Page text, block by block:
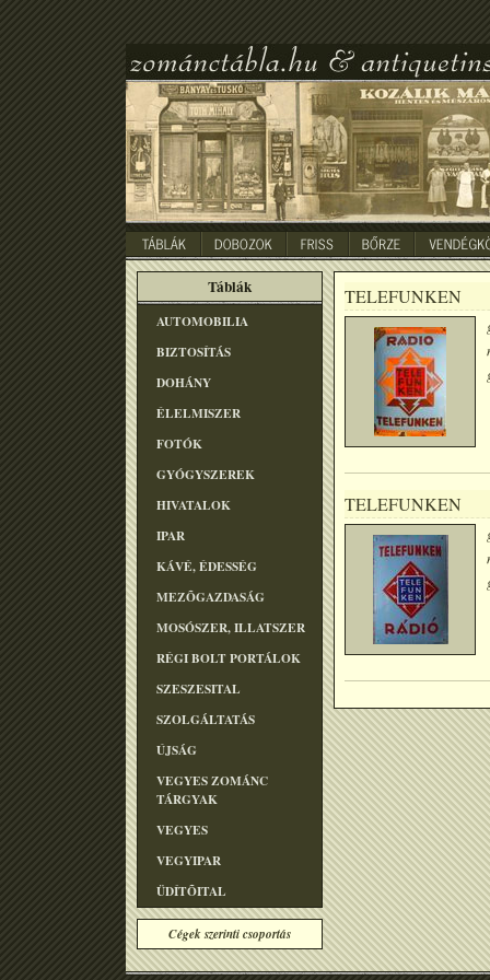
Táblák
AUTOMOBILIA
BIZTOSÍTÁS
DOHÁNY
ÉLELMISZER
FOTÓK
GYÓGYSZEREK
HIVATALOK
IPAR
KÁVÉ, ÉDESSÉG
MEZÕGAZDASÁG
MOSÓSZER, ILLATSZER
RÉGI BOLT PORTÁLOK
SZESZESITAL
SZOLGÁLTATÁS
ÚJSÁG
VEGYES ZOMÁNC
TÁRGYAK
VEGYES
VEGYIPAR
ÜDÍTÕITAL
Cégek szerinti csoportás
TELEFUNKEN
TELEFUNKEN